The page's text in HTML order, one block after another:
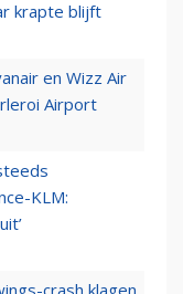
krapte blijft
en Wizz Air
Airport
KLM: